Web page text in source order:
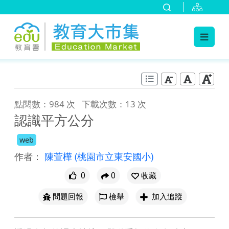
點閱數：984 次 下載次數：13 次
認識平方公分
web
作者： 陳萱樺 (桃園市立東安國小)
0 0
收藏
問題回報
檢舉 加入追蹤